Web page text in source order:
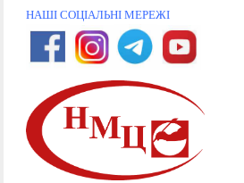
НАШІ СОЦІАЛЬНІ МЕРЕЖІ